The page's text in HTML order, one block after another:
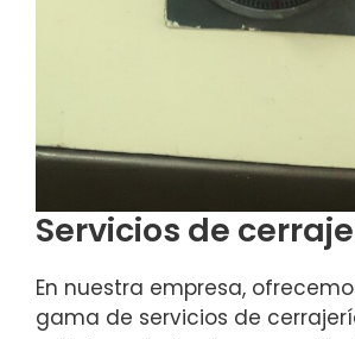
Servicios de
En nuestra empresa,
gama de servicios de